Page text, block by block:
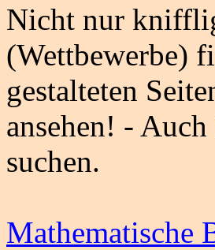
Nicht nur
(Wettbewerbe)
gestalteten
ansehen! -
suchen.
Mathematische